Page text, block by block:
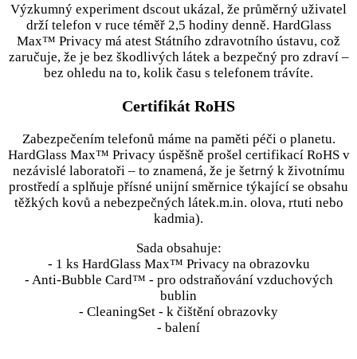
Výzkumný experiment dscout ukázal, že průměrný uživatel
drží telefon v ruce téměř 2,5 hodiny denně. HardGlass
Max™ Privacy má atest Státního zdravotního ústavu, což
zaručuje, že je bez škodlivých látek a bezpečný pro zdraví –
bez ohledu na to, kolik času s telefonem trávíte.
Certifikát RoHS
Zabezpečením telefonů máme na paměti péči o planetu.
HardGlass Max™ Privacy úspěšně prošel certifikací RoHS v
nezávislé laboratoři – to znamená, že je šetrný k životnímu
prostředí a splňuje přísné unijní směrnice týkající se obsahu
těžkých kovů a nebezpečných látek.m.in. olova, rtuti nebo
kadmia).
Sada obsahuje:
- 1 ks HardGlass Max™ Privacy na obrazovku
- Anti-Bubble Card™ - pro odstraňování vzduchových
bublin
- CleaningSet - k čištění obrazovky
- balení